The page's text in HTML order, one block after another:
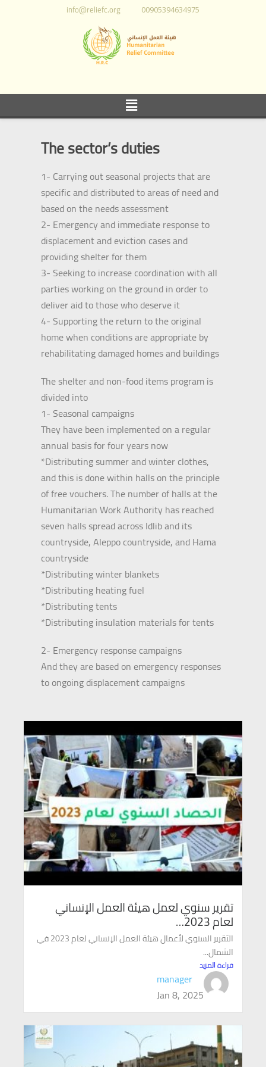
00905394634975
info@reliefc.org
The sector’s duties
1- Carrying out seasonal projects that are
specific and distributed to areas of need and
based on the needs assessment
2- Emergency and immediate response to
displacement and eviction cases and
providing shelter for them
3- Seeking to increase coordination with all
parties working on the ground in order to
deliver aid to those who deserve it
4- Supporting the return to the original
home when conditions are appropriate by
rehabilitating damaged homes and buildings
The shelter and non-food items program is
divided into
1- Seasonal campaigns
They have been implemented on a regular
annual basis for four years now
*Distributing summer and winter clothes,
and this is done within halls on the principle
of free vouchers. The number of halls at the
Humanitarian Work Authority has reached
seven halls spread across Idlib and its
countryside, Aleppo countryside, and Hama
countryside
*Distributing winter blankets
*Distributing heating fuel
*Distributing tents
*Distributing insulation materials for tents
2- Emergency response campaigns
And they are based on emergency responses
to ongoing displacement campaigns
تقرير سنوي لعمل هيئة العمل الإنساني
لعام 2023…
التقرير السنوي لأعمال هيئة العمل الإنساني لعام 2023 في
الشمال...
قراءة المزيد
manager
Jan 8, 2025